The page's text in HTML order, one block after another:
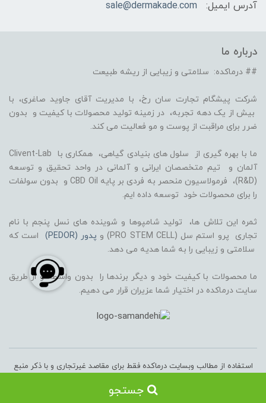
آدرس ایمیل:
sale@dermakade.com
درباره ما
## درماکده: سلامتی و زیبایی از ریشه طبیعت
شرکت پیشگام تجارت سان رخ، با مدیریت آقای جاوید صاغری، با
بیش از یک دهه تجربه، در زمینه تولید محصولات با کیفیت و بدون
ضرر برای مراقبت از پوست و مو فعالیت می کند.
ما با بهره گیری از سلول های بنیادی گیاهی، همکاری با Clivent-Lab
آلمان و تیم متخصصان ایرانی و آلمانی در واحد تحقیق و توسعه
(R&D)، فرمولاسیون منحصر به فردی بر پایه CBD Oil و بدون سولفات
را برای محصولات خود توسعه داده ایم.
ثمره این تلاش ها، تولید شامپوها و شوینده های نسل پنجم با نام
تجاری پرو استم سل (PRO STEM CELL) و
پدور (PEDOR)
است که
سلامتی و زیبایی را به شما هدیه می دهد.
ما محصولات با کیفیت خود و دیگر برندها را بدون واسطه و از طریق
سایت درماکده در اختیار شما عزیران قرار می دهیم.
استفاده از مطالب وبسایت درماکده فقط برای مقاصد غیرتجاری و با ذکر منبع
تجارت سان رخ به مدیریت آقای جاوید صاغری می‌باشد